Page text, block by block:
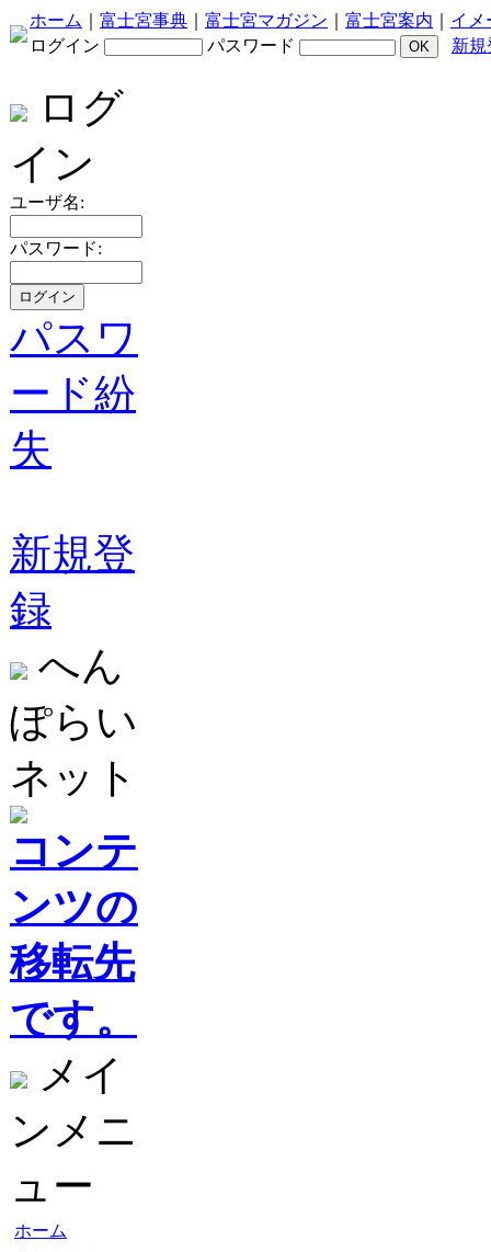
ホーム 富士宮事典 富士宮マガジン 富士宮案内
イメ
ログイン
パスワード 新規
ログ
イン
ユーザ名:
パスワード:
パスワ
ード紛
失
新規登
録
へん
ぽらい
ネット
コンテ
ンツの
移転先
です。
メイ
ンメニ
ュー
ホーム